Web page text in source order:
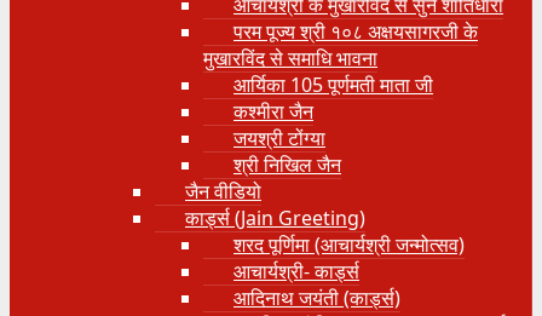
परम पूज्य श्री १०८ अक्षयसागरजी के
मुखारविंद से समाधि भावना
आर्यिका 105 पूर्णमती माता जी
कश्मीरा जैन
जयश्री टोंग्या
श्री निखिल जैन
जैन वीडियो
कार्ड्स (Jain Greeting)
शरद पूर्णिमा (आचार्यश्री जन्मोत्सव)
आचार्यश्री- कार्ड्स
आदिनाथ जयंती (कार्ड्स)